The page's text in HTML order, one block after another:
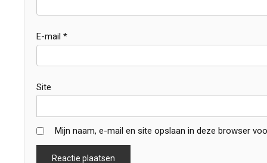
E-mail *
Site
Mijn naam, e-mail en site opslaan in deze browser